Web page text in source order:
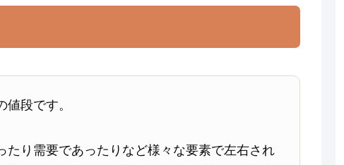
段です。
り需要であったりなど様々な要素で左右され